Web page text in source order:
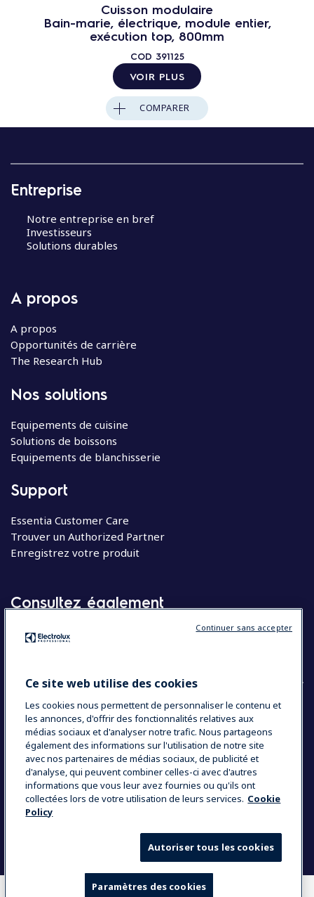
Cuisson modulaire
Bain-marie, électrique, module entier,
exécution top, 800mm
COD 391125
VOIR PLUS
COMPARER
Entreprise
Notre entreprise en bref
Investisseurs
Solutions durables
A propos
A propos
Opportunités de carrière
The Research Hub
Nos solutions
Equipements de cuisine
Solutions de boissons
Equipements de blanchisserie
Support
Essentia Customer Care
Trouver un Authorized Partner
Enregistrez votre produit
Consultez également
Molteni
Appareils électroménagers
COUNTRY AND LANGUAGE
VOTRE SÉLECTION : BELGIQUE
Data Privacy Statement
Cookie Policy
Conditions générales de vente
Ce site web utilise des cookies
Les cookies nous permettent de personnaliser le contenu et
les annonces, d'offrir des fonctionnalités relatives aux
médias sociaux et d'analyser notre trafic. Nous partageons
également des informations sur l'utilisation de notre site
avec nos partenaires de médias sociaux, de publicité et
d'analyse, qui peuvent combiner celles-ci avec d'autres
informations que vous leur avez fournies ou qu'ils ont
collectées lors de votre utilisation de leurs services. Cookie
Policy
Autoriser tous les cookies
Paramètres des cookies
Continuer sans accepter